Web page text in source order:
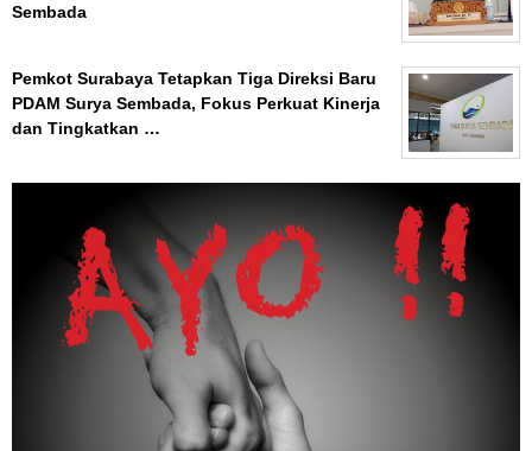
Sembada
Pemkot Surabaya Tetapkan Tiga Direksi Baru
PDAM Surya Sembada, Fokus Perkuat Kinerja
dan Tingkatkan …